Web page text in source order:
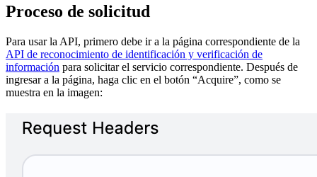
Proceso de solicitud
Para usar la API, primero debe ir a la página correspondiente de la
API de reconocimiento de identificación y verificación de
información para solicitar el servicio correspondiente. Después de
ingresar a la página, haga clic en el botón “Acquire”, como se
muestra en la imagen: